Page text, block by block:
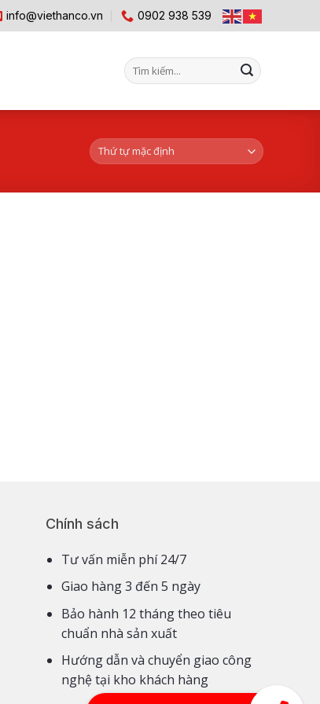
info@viethanco.vn 0902 938 539
Tìm
kiếm:
Chính sách
Tư vấn miễn phí 24/7
Giao hàng 3 đến 5 ngày
Bảo hành 12 tháng theo tiêu
chuẩn nhà sản xuất
Hướng dẫn và chuyển giao công
nghệ tại kho khách hàng